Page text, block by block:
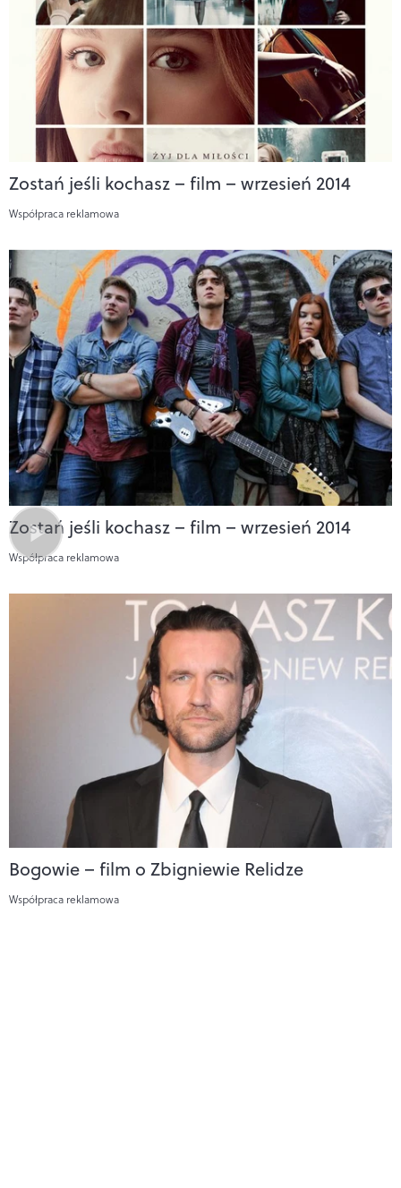
Zostań jeśli kochasz – film – wrzesień 2014
Współpraca reklamowa
Zostań jeśli kochasz – film – wrzesień 2014
Współpraca reklamowa
Bogowie – film o Zbigniewie Relidze
Współpraca reklamowa